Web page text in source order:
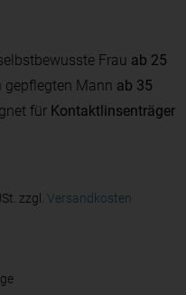
Frau ab 25
gepflegten Mann ab 35
für Kontaktlinsen­träger
zzgl. Versandkosten